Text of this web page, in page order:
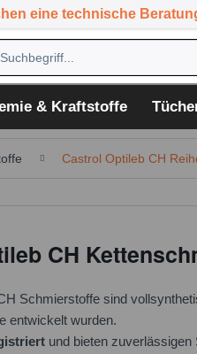
eine technische
& Kraftstoffe
Castrol Optileb CH
CH
Schmierstoffe sind
entwickelt wurden.
und bieten